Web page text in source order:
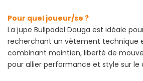
Pour quel joueur/se ?
La jupe Bullpadel Dauga est idéale
recherchant un vêtement technique
combinant maintien, liberté de
pour allier performance et style sur le